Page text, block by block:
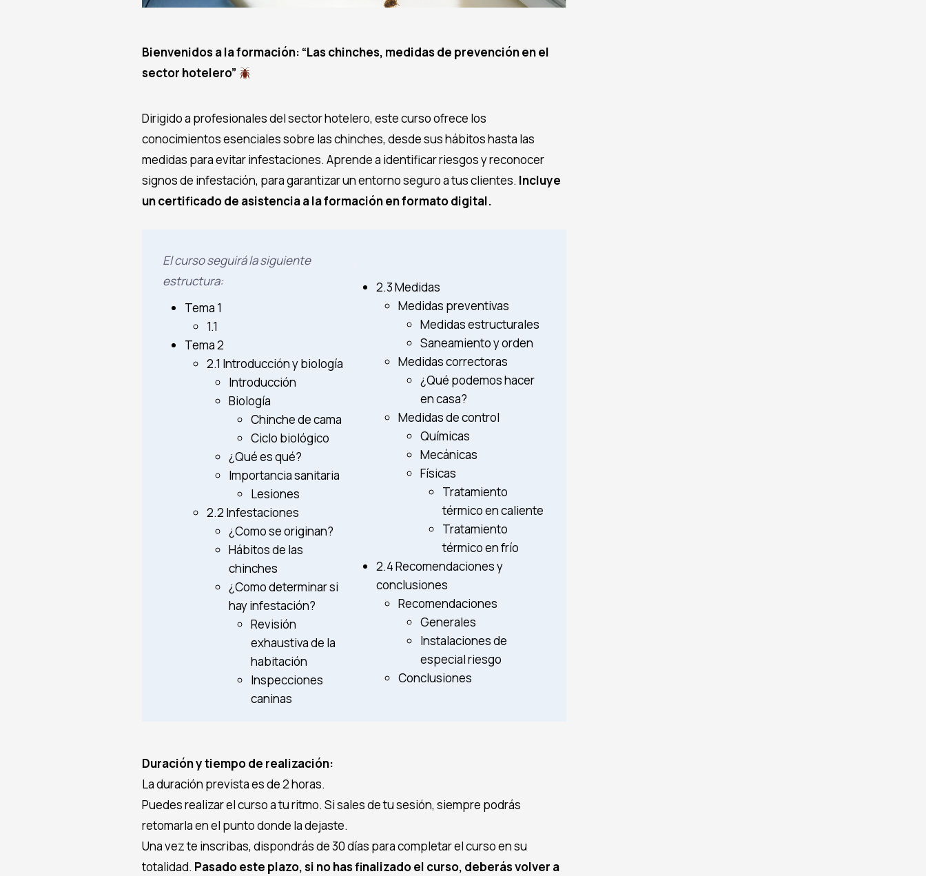
Bienvenidos a la formación: “Las chinches, medidas de prevención en el
sector hotelero”
Dirigido a profesionales del sector hotelero, este curso ofrece los
conocimientos esenciales sobre las chinches, desde sus hábitos hasta las
medidas para evitar infestaciones. Aprende a identificar riesgos y reconocer
signos de infestación, para garantizar un entorno seguro a tus clientes. Incluye
un certificado de asistencia a la formación en formato digital.
El curso seguirá la siguiente
estructura:
Tema 1
1.1
Tema 2
2.1 Introducción y biología
Introducción
Biología
Chinche de cama
Ciclo biológico
¿Qué es qué?
Importancia sanitaria
Lesiones
2.2 Infestaciones
¿Como se originan?
Hábitos de las
chinches
¿Como determinar si
hay infestación?
Revisión
exhaustiva de la
habitación
Inspecciones
caninas
2.3 Medidas
Medidas preventivas
Medidas estructurales
Saneamiento y orden
Medidas correctoras
¿Qué podemos hacer
en casa?
Medidas de control
Químicas
Mecánicas
Físicas
Tratamiento
térmico en caliente
Tratamiento
térmico en frío
2.4 Recomendaciones y
conclusiones
Recomendaciones
Generales
Instalaciones de
especial riesgo
Conclusiones
Duración y tiempo de realización:
La duración prevista es de 2 horas.
Puedes realizar el curso a tu ritmo. Si sales de tu sesión, siempre podrás
retomarla en el punto donde la dejaste.
Una vez te inscribas, dispondrás de 30 días para completar el curso en su
totalidad. Pasado este plazo, si no has finalizado el curso, deberás volver a